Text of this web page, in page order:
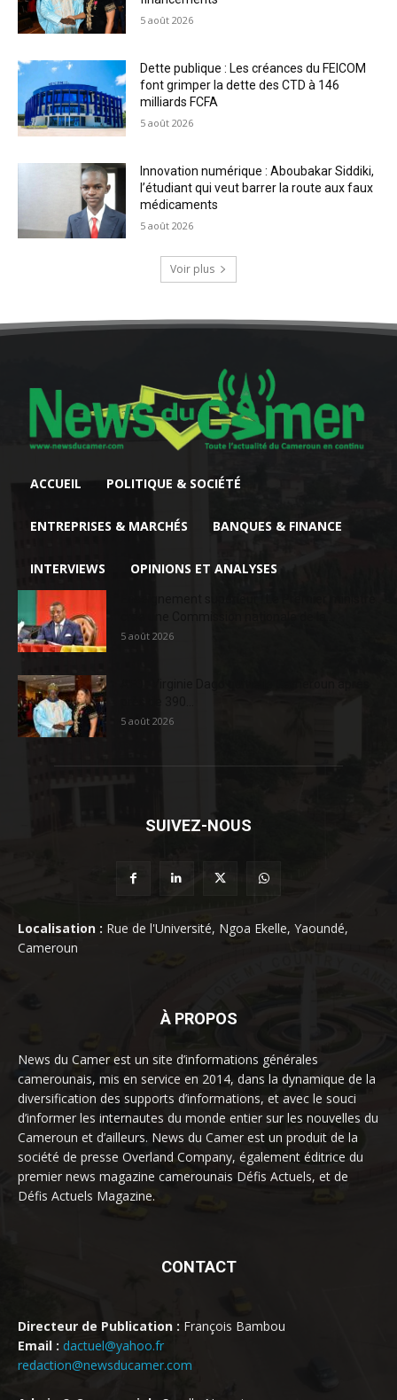
5 août 2026
Dette publique : Les créances du FEICOM
font grimper la dette des CTD à 146
milliards FCFA
5 août 2026
Innovation numérique : Aboubakar Siddiki,
l’étudiant qui veut barrer la route aux faux
médicaments
5 août 2026
Voir plus
ACCUEIL POLITIQUE & SOCIÉTÉ
ENTREPRISES & MARCHÉS BANQUES & FINANCE
INTERVIEWS OPINIONS ET ANALYSES
5 août 2026
5 août 2026
SUIVEZ-NOUS
Localisation : Rue de l'Université, Ngoa Ekelle, Yaoundé,
Cameroun
À PROPOS
News du Camer est un site d’informations générales
camerounais, mis en service en 2014, dans la dynamique de la
diversification des supports d’informations, et avec le souci
d’informer les internautes du monde entier sur les nouvelles du
Cameroun et d’ailleurs. News du Camer est un produit de la
société de presse Overland Company, également éditrice du
premier news magazine camerounais Défis Actuels, et de
Défis Actuels Magazine.
CONTACT
Directeur de Publication : François Bambou
Email : dactuel@yahoo.fr
redaction@newsducamer.com